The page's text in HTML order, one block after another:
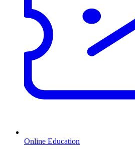
Online Education